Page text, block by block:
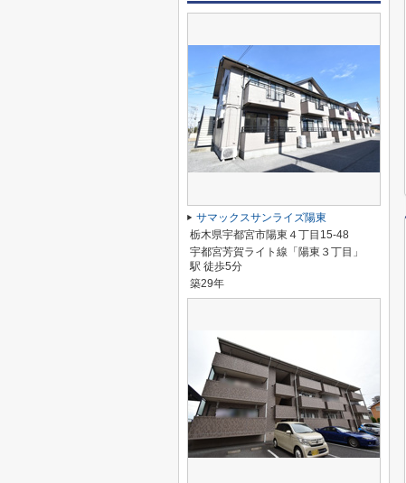
サマックスサンライズ陽東
栃木県宇都宮市陽東４丁目15-48
宇都宮芳賀ライト線「陽東３丁目」
駅 徒歩5分
築29年